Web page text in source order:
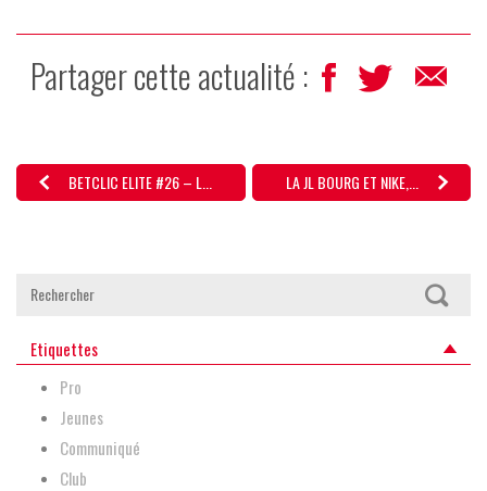
Partager cette actualité :
BETCLIC ELITE #26 – L... LA JL BOURG ET NIKE,...
Etiquettes
Pro
Jeunes
Communiqué
Club